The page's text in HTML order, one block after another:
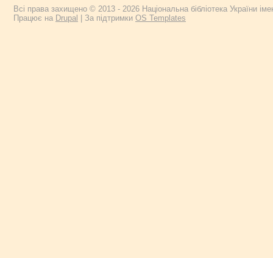
Всі права захищено © 2013 - 2026 Національна бібліотека України
Працює на Drupal | За підтримки OS Templates